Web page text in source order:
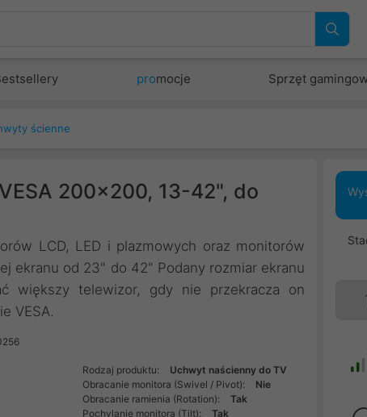
promocje Sprzęt
ścienne
200x200, 13-42", do
LCD, LED i plazmowych oraz monitorów
ekranu od 23" do 42" Podany rozmiar ekranu
większy telewizor, gdy nie przekracza on
VESA.
Rodzaj produktu:
Uchwyt naścienny do TV
Obracanie monitora (Swivel / Pivot):
Nie
Obracanie ramienia (Rotation):
Tak
Pochylanie monitora (Tilt):
Tak